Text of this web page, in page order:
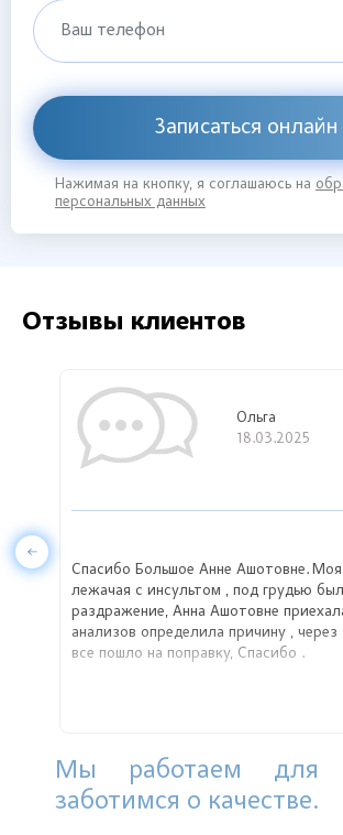
Ваш телефон
Записаться онлайн
Нажимая на кнопку, я соглашаюсь на
персональных данных
Отзывы клиентов
Ольга
18.03.2025
Спасибо Большое Анне Ашотовне.
лежачая с инсультом , под грудью
раздражение, Анна Ашотовне
анализов определила причину , через
все пошло на поправку, Спасибо .
Мы работаем для
заботимся о качестве.